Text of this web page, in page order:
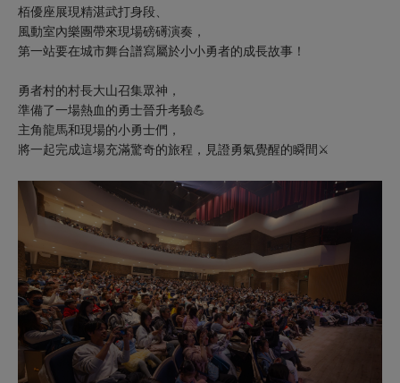
栢優座展現精湛武打身段、
風動室內樂團帶來現場磅礡演奏，
第一站要在城市舞台譜寫屬於小小勇者的成長故事！
勇者村的村長大山召集眾神，
準備了一場熱血的勇士晉升考驗💪
主角龍馬和現場的小勇士們，
將一起完成這場充滿驚奇的旅程，見證勇氣覺醒的瞬間⚔️